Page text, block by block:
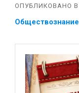
ОПУБЛИКОВАНО В
Обществознание